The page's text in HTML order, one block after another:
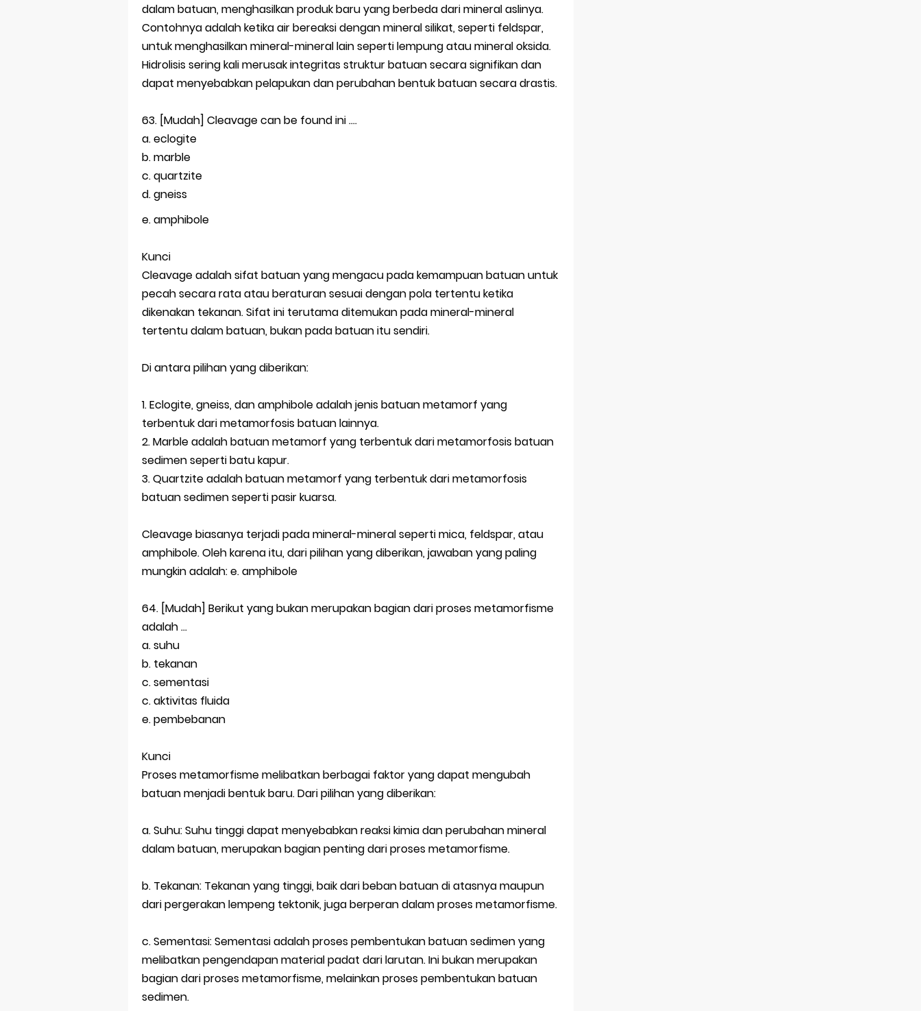
dalam batuan, menghasilkan produk baru yang berbeda dari mineral aslinya.
Contohnya adalah ketika air bereaksi dengan mineral silikat, seperti feldspar,
untuk menghasilkan mineral-mineral lain seperti lempung atau mineral oksida.
Hidrolisis sering kali merusak integritas struktur batuan secara signifikan dan
dapat menyebabkan pelapukan dan perubahan bentuk batuan secara drastis.
63. [Mudah] Cleavage can be found ini ....
a. eclogite
b. marble
c. quartzite
d. gneiss
e. amphibole
Kunci
Cleavage adalah sifat batuan yang mengacu pada kemampuan batuan untuk
pecah secara rata atau beraturan sesuai dengan pola tertentu ketika
dikenakan tekanan. Sifat ini terutama ditemukan pada mineral-mineral
tertentu dalam batuan, bukan pada batuan itu sendiri.
Di antara pilihan yang diberikan:
1. Eclogite, gneiss, dan amphibole adalah jenis batuan metamorf yang
terbentuk dari metamorfosis batuan lainnya.
2. Marble adalah batuan metamorf yang terbentuk dari metamorfosis batuan
sedimen seperti batu kapur.
3. Quartzite adalah batuan metamorf yang terbentuk dari metamorfosis
batuan sedimen seperti pasir kuarsa.
Cleavage biasanya terjadi pada mineral-mineral seperti mica, feldspar, atau
amphibole. Oleh karena itu, dari pilihan yang diberikan, jawaban yang paling
mungkin adalah: e. amphibole
64. [Mudah] Berikut yang bukan merupakan bagian dari proses metamorfisme
adalah ...
a. suhu
b. tekanan
c. sementasi
c. aktivitas fluida
e. pembebanan
Kunci
Proses metamorfisme melibatkan berbagai faktor yang dapat mengubah
batuan menjadi bentuk baru. Dari pilihan yang diberikan:
a. Suhu: Suhu tinggi dapat menyebabkan reaksi kimia dan perubahan mineral
dalam batuan, merupakan bagian penting dari proses metamorfisme.
b. Tekanan: Tekanan yang tinggi, baik dari beban batuan di atasnya maupun
dari pergerakan lempeng tektonik, juga berperan dalam proses metamorfisme.
c. Sementasi: Sementasi adalah proses pembentukan batuan sedimen yang
melibatkan pengendapan material padat dari larutan. Ini bukan merupakan
bagian dari proses metamorfisme, melainkan proses pembentukan batuan
sedimen.